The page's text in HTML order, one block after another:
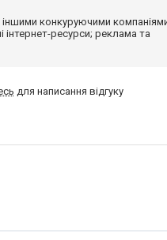
конкуруючими
інтернет-ресурси; реклама та
для написання відгуку